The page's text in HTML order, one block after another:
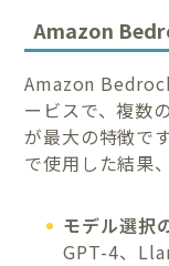
Amazon
Amazon
ービスで、複数
が最大の特徴で
で使用した結果
モデル選択
GPT-4、